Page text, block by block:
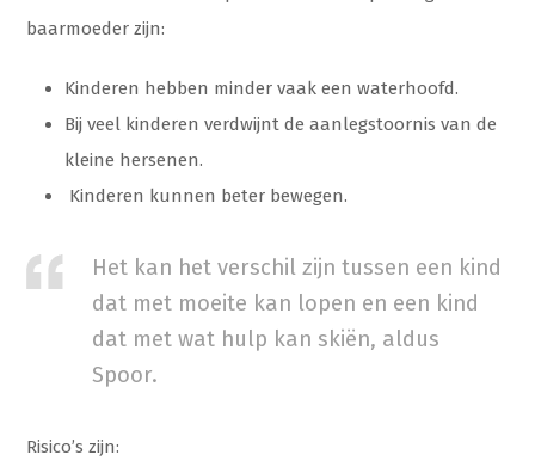
baarmoeder zijn:
Kinderen hebben minder vaak een waterhoofd.
Bij veel kinderen verdwijnt de aanlegstoornis van de
kleine hersenen.
Kinderen kunnen beter bewegen.
Het kan het verschil zijn tussen een kind
dat met moeite kan lopen en een kind
dat met wat hulp kan skiën, aldus
Spoor.
Risico’s zijn: